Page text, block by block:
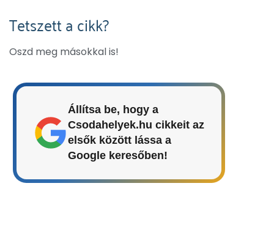
Tetszett a cikk?
Oszd meg másokkal is!
Állítsa be, hogy a
Csodahelyek.hu cikkeit az
elsők között lássa a
Google keresőben!